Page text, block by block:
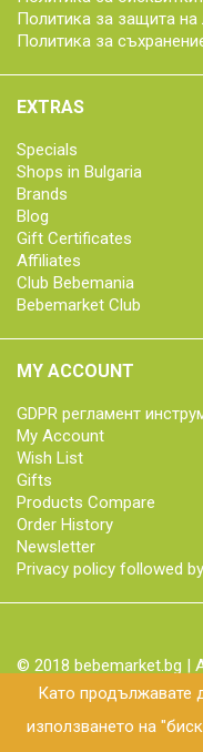
Като продължавате
използването на
Политика за защита на
Политика за
EXTRAS
Specials
Shops in Bulgaria
Brands
Blog
Gift Certificates
Affiliates
Club Bebemania
Bebemarket Club
MY ACCOUNT
GDPR регламент
My Account
Wish List
Gifts
Products Compare
Order History
Newsletter
Privacy policy followed
© 2018 bebemarket.bg |